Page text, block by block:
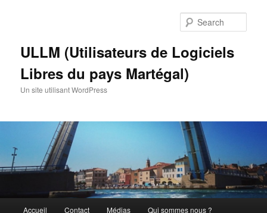
ULLM (Utilisateurs de Logiciels
Libres du pays Martégal)
Un site utilisant WordPress
Accueil Contact Médias Qui sommes nous ?